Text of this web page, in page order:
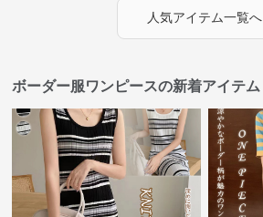
人気アイテム一覧へ
ボーダー服ワンピースの新着アイテム